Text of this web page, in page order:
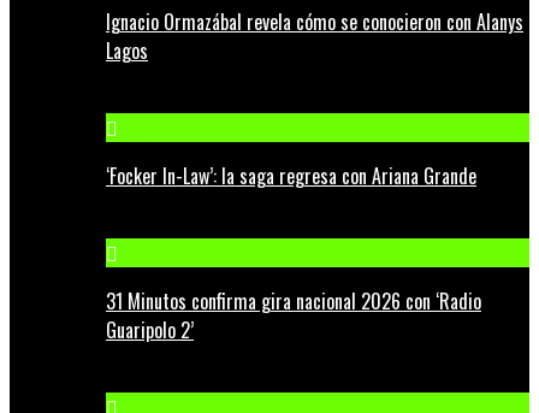
Ignacio Ormazábal revela cómo se conocieron con Alanys
Lagos
‘Focker In-Law’: la saga regresa con Ariana Grande
31 Minutos confirma gira nacional 2026 con ‘Radio
Guaripolo 2’